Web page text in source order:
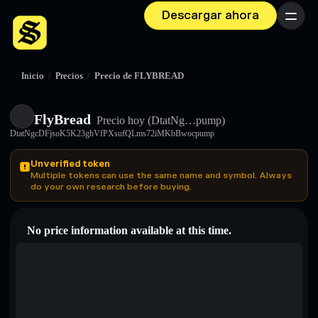
Descargar ahora Menú
Inicio / Precios / Precio de FLYBREAD
FlyBread Precio hoy (DtatNg…pump)
DtatNgcDFjsoK5K23ghVfPXsufQLms72iMKbBwocpump
Unverified token
Multiple tokens can use the same name and symbol. Always
do your own research before buying.
No price information available at this time.